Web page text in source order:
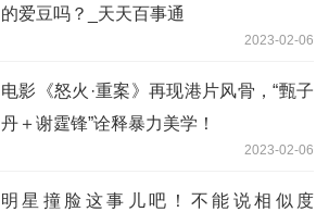
的爱豆吗？_天天百事通
2023-02-06
电影《怒火·重案》再现港片风骨，“甄子
丹＋谢霆锋”诠释暴力美学！
2023-02-06
明星撞脸这事儿吧！不能说相似度